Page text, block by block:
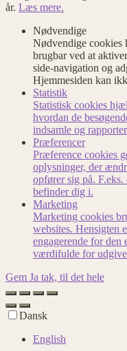
år. Læs mere.
Nødvendige
Nødvendige cookies
brugbar ved at
side-navigation og
Hjemmesiden kan
Statistik
Statistisk cookies
hvordan de
indsamle og
Præferencer
Præference cookies
oplysninger, der
opfører sig på.
befinder dig i.
Marketing
Marketing cookies
websites. Hensigten
engagerende for den
værdifulde for
Gem Ja tak, til det hele
Dansk
English